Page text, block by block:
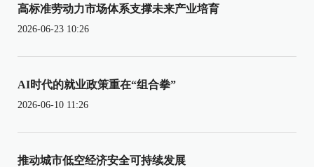
高标准劳动力市场体系支撑未来产业培育
2026-06-23 10:26
AI时代的就业政策重在“组合拳”
2026-06-10 11:26
推动城市低空经济安全可持续发展